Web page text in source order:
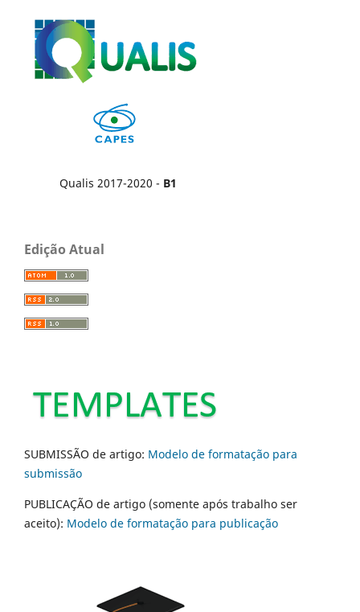
Qualis 2017-2020 - B1
Edição Atual
SUBMISSÃO de artigo: Modelo de formatação para
submissão
PUBLICAÇÃO de artigo (somente após trabalho ser
aceito): Modelo de formatação para publicação